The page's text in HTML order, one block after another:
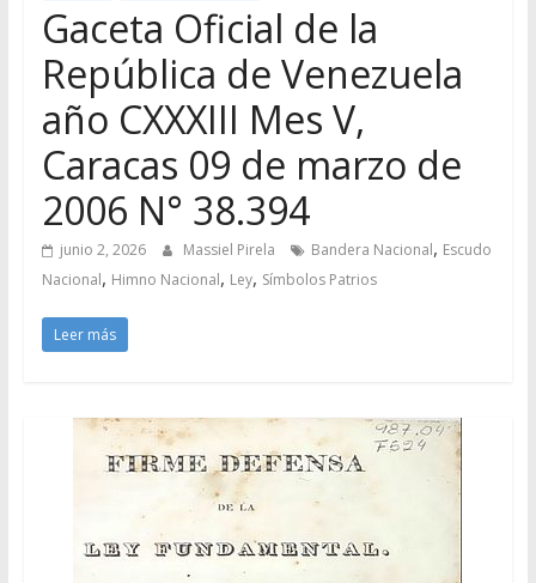
Gaceta Oficial de la
República de Venezuela
año CXXXIII Mes V,
Caracas 09 de marzo de
2006 N° 38.394
junio 2, 2026 Massiel Pirela Bandera Nacional, Escudo
Nacional, Himno Nacional, Ley, Símbolos Patrios
Leer más